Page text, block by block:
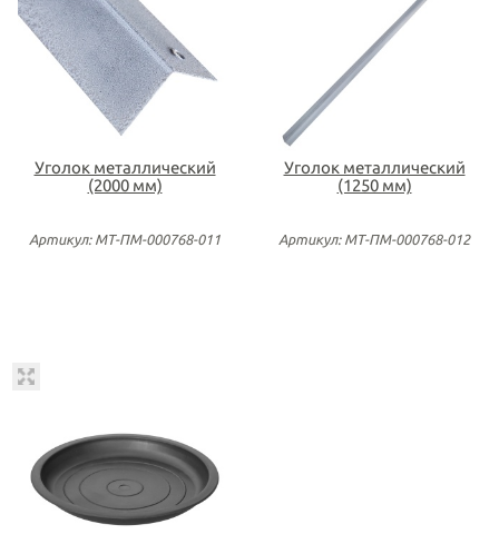
Уголок металлический
(2000 мм)
Артикул: МТ-ПМ-000768-011
Уголок металлический
(1250 мм)
Артикул: МТ-ПМ-000768-012